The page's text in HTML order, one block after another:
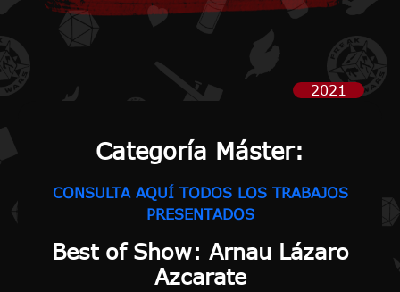
2021
Categoría Máster:
CONSULTA AQUÍ TODOS LOS TRABAJOS
PRESENTADOS
Best of Show: Arnau Lázaro
Azcarate